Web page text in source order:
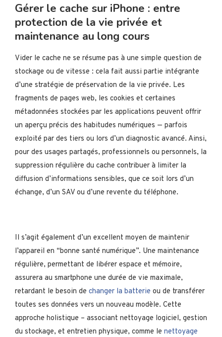
Gérer le cache sur iPhone : entre
protection de la vie privée et
maintenance au long cours
Vider le cache ne se résume pas à une simple question de
stockage ou de vitesse : cela fait aussi partie intégrante
d’une stratégie de préservation de la vie privée. Les
fragments de pages web, les cookies et certaines
métadonnées stockées par les applications peuvent offrir
un aperçu précis des habitudes numériques — parfois
exploité par des tiers ou lors d’un diagnostic avancé. Ainsi,
pour des usages partagés, professionnels ou personnels, la
suppression régulière du cache contribuer à limiter la
diffusion d’informations sensibles, que ce soit lors d’un
échange, d’un SAV ou d’une revente du téléphone.
Il s’agit également d’un excellent moyen de maintenir
l’appareil en “bonne santé numérique”. Une maintenance
régulière, permettant de libérer espace et mémoire,
assurera au smartphone une durée de vie maximale,
retardant le besoin de changer la batterie ou de transférer
toutes ses données vers un nouveau modèle. Cette
approche holistique – associant nettoyage logiciel, gestion
du stockage, et entretien physique, comme le nettoyage